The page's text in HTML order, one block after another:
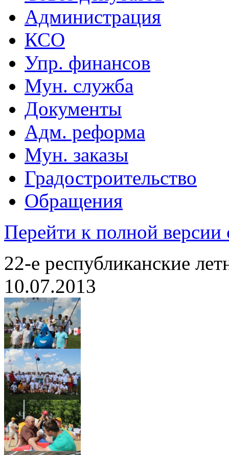
Администрация
КСО
Упр. финансов
Мун. служба
Документы
Адм. реформа
Мун. заказы
Градостроительство
Обращения
Перейти к полной версии
22-е республиканские
10.07.2013